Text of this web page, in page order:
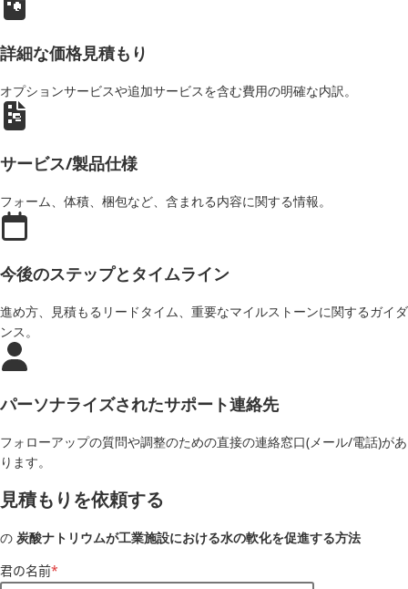
詳細な価格見積もり
オプションサービスや追加サービスを含む費用の明確な内訳。
サービス/製品仕様
フォーム、体積、梱包など、含まれる内容に関する情報。
今後のステップとタイムライン
進め方、見積もるリードタイム、重要なマイルストーンに関するガイダ
ンス。
パーソナライズされたサポート連絡先
フォローアップの質問や調整のための直接の連絡窓口(メール/電話)があ
ります。
見積もりを依頼する
の 炭酸ナトリウムが工業施設における水の軟化を促進する方法
君の名前*